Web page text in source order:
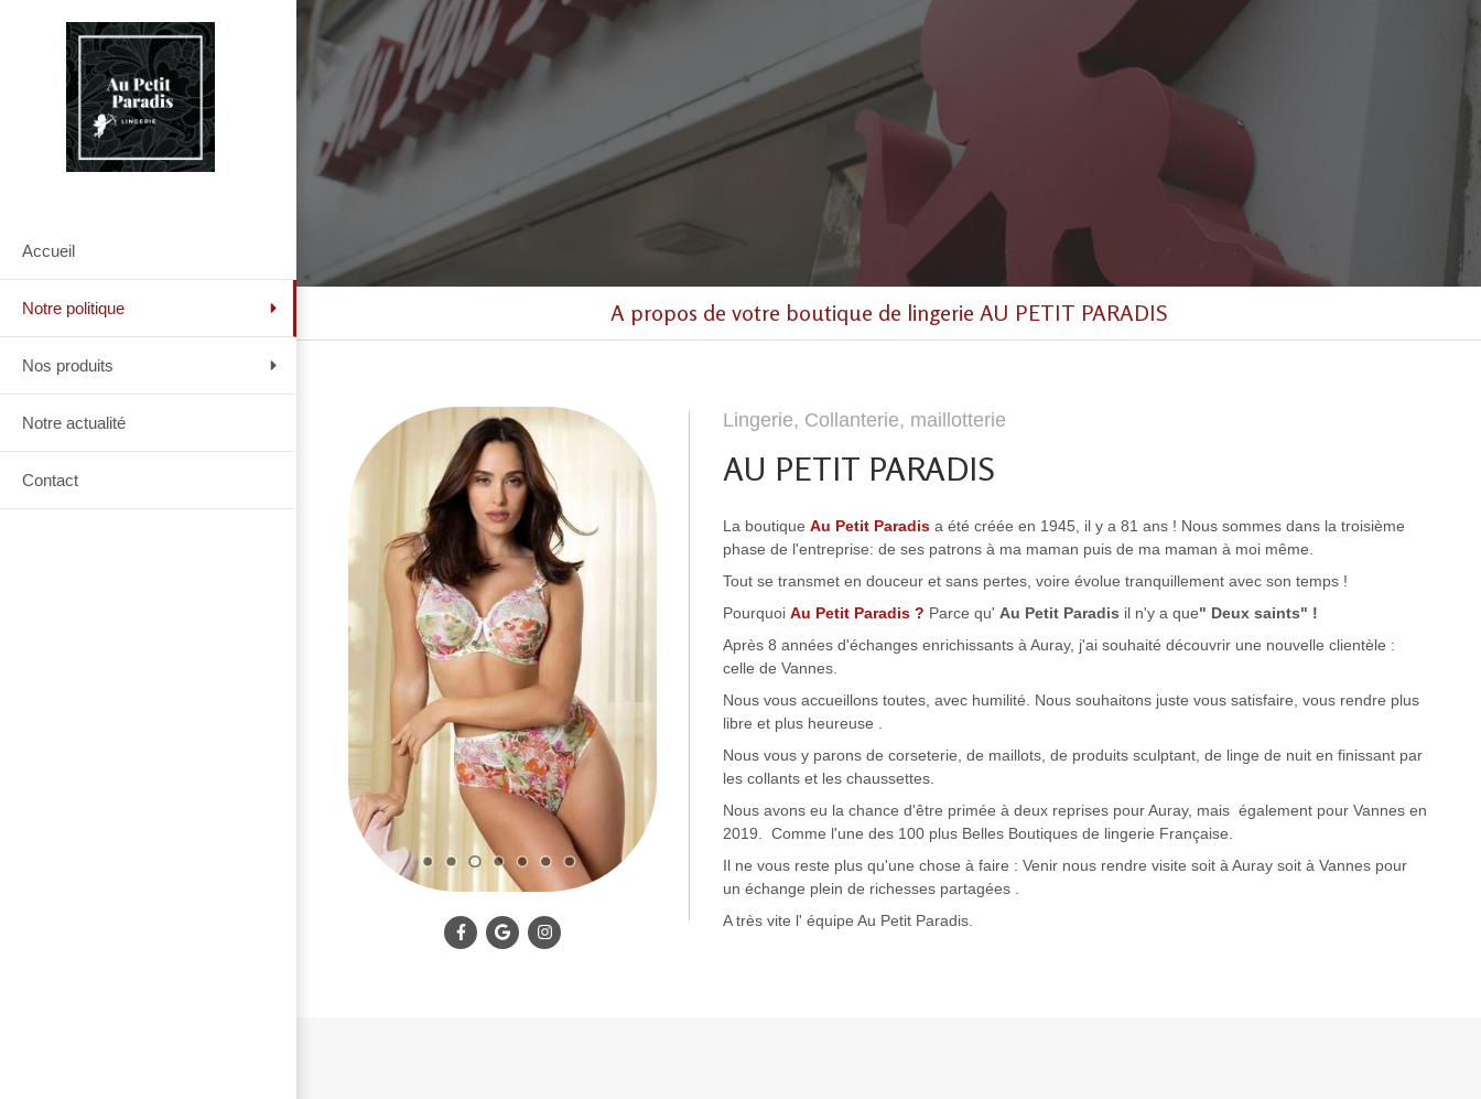
Accueil
Notre politique
Nos produits
Notre actualité
Contact
A propos de votre boutique de lingerie AU PETIT PARADIS
Lingerie, Collanterie, maillotterie
AU PETIT PARADIS
La boutiqueAu Petit Paradis a été créée en 1945, il y a 81 ans ! Nous sommes dans la troisième
phase de l'entreprise: de ses patrons à ma maman puis de ma maman à moi même.
Tout se transmet en douceur et sans pertes, voire évolue tranquillement avec son temps !
PourquoiAu Petit Paradis ? Parce qu' Au Petit Paradis il n'y a que" Deux saints" !
Après 8 années d'échanges enrichissants à Auray, j'ai souhaité découvrir une nouvelle clientèle :
celle de Vannes.
Nous vous accueillons toutes, avec humilité. Nous souhaitons juste vous satisfaire, vous rendre plus
libre et plus heureuse .
Nous vous y parons de corseterie, de maillots, de produits sculptant, de linge de nuit en finissant par
les collants et les chaussettes.
Nous avons eu la chance d'être primée à deux reprises pour Auray, mais également pour Vannes en
2019. Comme l'une des 100 plus Belles Boutiques de lingerie Française.
Il ne vous reste plus qu'une chose à faire : Venir nous rendre visite soit à Auray soit à Vannes pour
un échange plein de richesses partagées .
A très vite l' équipe Au Petit Paradis.